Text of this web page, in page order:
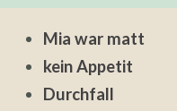
Mia war matt
kein Appetit
Durchfall